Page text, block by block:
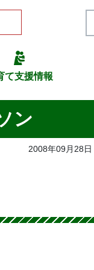
て支援情報
ン
2008年09月28日